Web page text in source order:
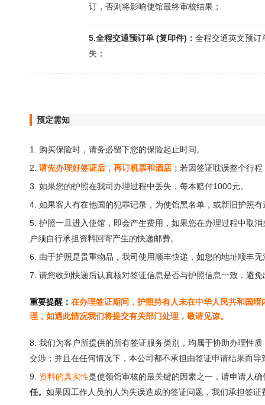
订，否则将影响使馆最终审核结果；
5.全程交通预订单 (复印件)： 全程交通英文预订
失；
预定需知
1. 购买保险时，请务必留下您的保险起止时间。
2. 请先办理好签证后，再订机票和酒店； 若因签证耽误整个行
3. 如果您的护照在我司办理过程中丢失，每本赔付1000元。
4. 如果客人有在他国的犯罪记录，为使馆黑名单，或新旧护照
5. 护照一旦进入使馆，即会产生费用，如果您在办理过程中取
户须自行承担资料回寄产生的快递邮费。
6. 由于护照是贵重物品，我司使用顺丰快递，如您的地址顺丰
7. 请您收到快递后认真核对签证信息是否与护照信息一致，避
重要提醒： 在办理签证期间，护照持有人未在中华人民共和国
理，如遇此情况我们将提交有关部门处理，敬请见谅。
8. 我们为客户所提供的所有签证服务类别，均属于协助办理性
交涉；并且在任何情况下，本公司都不承担由签证申请结果而
9. 资料的真实性是使领馆审核的最关键的因素之一，请申请人
任。 如果因工作人员的人为失误造成的签证问题，我们承担签